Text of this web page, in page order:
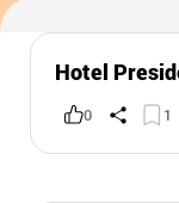
Hotel
0 1